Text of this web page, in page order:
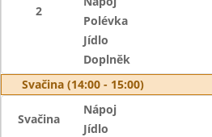
2
Polévka
Jídlo
Doplněk
Svačina (14:00 - 15:00)
Svačina
Nápoj
Jídlo